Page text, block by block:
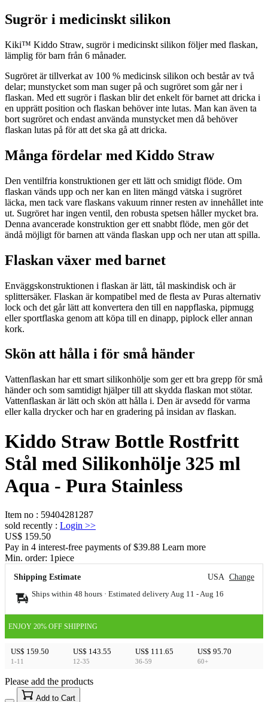
Sugrör i medicinskt silikon
Kiki™ Kiddo Straw, sugrör i medicinskt silikon följer med flaskan,
lämplig för barn från 6 månader.
Sugröret är tillverkat av 100 % medicinsk silikon och består av två
delar; munstycket som man suger på och sugröret som går ner i
flaskan. Med ett sugrör i flaskan blir det enkelt för barnet att dricka i
en upprätt position och flaskan behöver inte lutas. Man kan även ta
bort sugröret och endast använda munstycket men då behöver
flaskan lutas på för att det ska gå att dricka.
Många fördelar med Kiddo Straw
Den ventilfria konstruktionen ger ett lätt och smidigt flöde. Om
flaskan vänds upp och ner kan en liten mängd vätska i sugröret
läcka, men tack vare flaskans vakuum rinner resten av innehållet inte
ut. Sugröret har ingen ventil, den robusta spetsen håller mycket bra.
Denna avancerade konstruktion ger ett snabbt flöde, men gör det
ändå möjligt för barnen att vända flaskan upp och ner utan att spilla.
Flaskan växer med barnet
Enväggskonstruktionen i flaskan är lätt, tål maskindisk och är
splittersäker. Flaskan är kompatibel med de flesta av Puras alternativ
lock och det går lätt att konvertera den till en nappflaska, pipmugg
eller sportflaska genom att köpa till en dinapp, piplock eller annan
kork.
Skön att hålla i för små händer
Vattenflaskan har ett smart silikonhölje som ger ett bra grepp för små
händer och som samtidigt hjälper till att skydda flaskan mot stötar.
Vattenflaskan är lätt och skön att hålla i. Den är avsedd för varma
eller kalla drycker och har en gradering på insidan av flaskan.
Kiddo Straw Bottle Rostfritt
Stål med Silikonhölje 325 ml
Aqua - Pura Stainless
Item no : 59404281287
sold recently : Login >>
US$ 159.50
Pay in 4 interest-free payments of $39.88 Learn more
Min. order: 1piece
Shipping Estimate USA Change
Ships within 48 hours · Estimated deliveryAug 11 -Aug 16
ENJOY 20% OFF SHIPPING
US$ 159.50
1-11
US$ 143.55
12-35
US$ 111.65
36-59
US$ 95.70
60+
US$40
15
Please add the products
Add to Cart